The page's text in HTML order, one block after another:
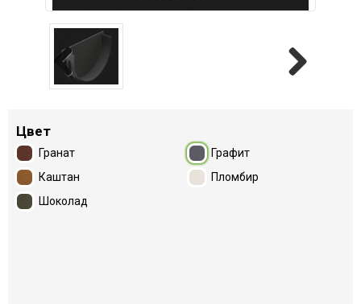
Цвет
Гранат
Графит
Каштан
Пломбир
Шоколад